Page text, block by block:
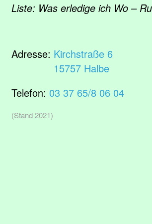
Liste: Was erledige ich Wo –
Adresse: Kirchstraße 6
15757 Halbe
Telefon: 03 37 65/8 06 04
(Stand 2021)